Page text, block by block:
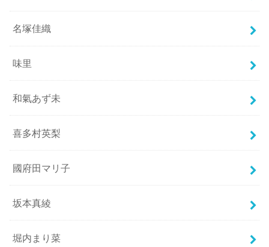
名塚佳織
味里
和氣あず未
喜多村英梨
國府田マリ子
坂本真綾
堀内まり菜